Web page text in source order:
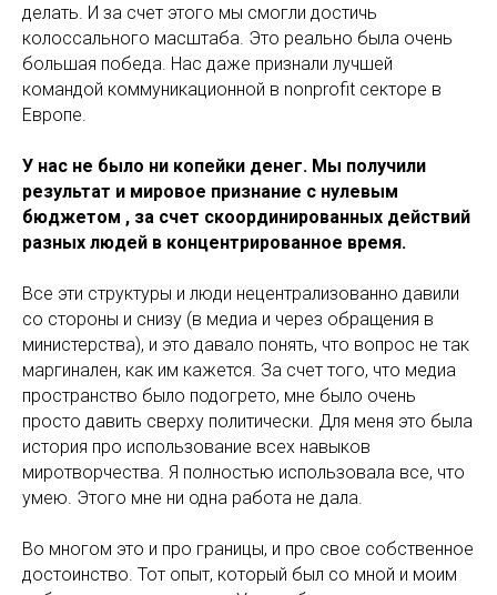
делать. И за счет этого мы смогли достичь
колоссального масштаба. Это реально была очень
большая победа. Нас даже признали лучшей
командой коммуникационной в nonprofit секторе в
Европе.
У нас не было ни копейки денег. Мы получили
результат и мировое признание с нулевым
бюджетом , за счет скоординированных действий
разных людей в концентрированное время.
Все эти структуры и люди нецентрализованно давили
со стороны и снизу (в медиа и через обращения в
министерства), и это давало понять, что вопрос не так
маргинален, как им кажется. За счет того, что медиа
пространство было подогрето, мне было очень
просто давить сверху политически. Для меня это была
история про использование всех навыков
миротворчества. Я полностью использовала все, что
умею. Этого мне ни одна работа не дала.
Во многом это и про границы, и про свое собственное
достоинство. Тот опыт, который был со мной и моим